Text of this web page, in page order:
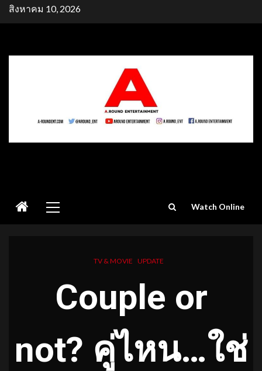
Skipสิงหาคม 10, 2026
Menu
Watch Online
TV & MOVIE UPDATE
Couple or
not? คู่ไหน…ใช่